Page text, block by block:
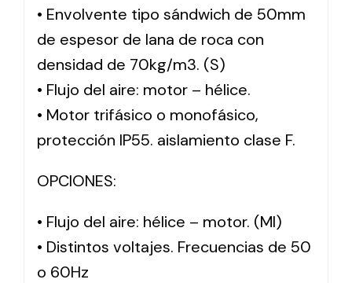
• Envolvente tipo sándwich de 50mm
de espesor de lana de roca con
densidad de 70kg/m3. (S)
• Flujo del aire: motor – hélice.
• Motor trifásico o monofásico,
protección IP55. aislamiento clase F.
OPCIONES:
• Flujo del aire: hélice – motor. (MI)
• Distintos voltajes. Frecuencias de 50
o 60Hz